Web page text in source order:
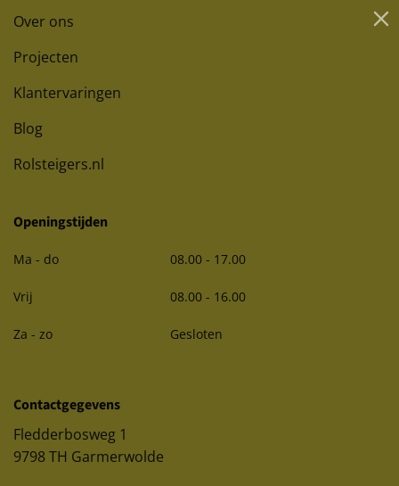
Over ons
Projecten
Klantervaringen
Blog
Rolsteigers.nl
Openingstijden
Ma - do 08.00 - 17.00
Vrij 08.00 - 16.00
Za - zo Gesloten
Contactgegevens
Fledderbosweg 1
9798 TH Garmerwolde